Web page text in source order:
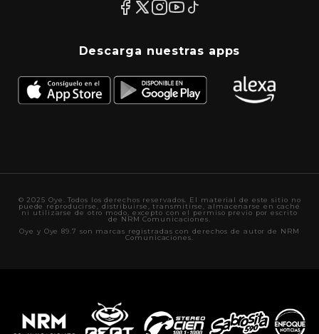
Descarga nuestras apps
© 2025 Oye. Todos los derechos reservados. El material de este sitio no
puede reproducirse, distribuirse, transmitirse, almacenarse en caché
ni utilizarse de otro modo, excepto con el permiso previo por escrito
de NRM Comunicaciones.
Oye y Oye 89.7 son marcas registradas con derechos de autor de NRM
Comunicaciones.